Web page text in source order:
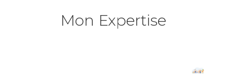
Mon Expertise